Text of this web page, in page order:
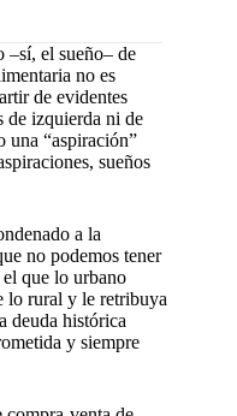
–sí, el sueño– de
no es
de evidentes
de izquierda ni de
una “aspiración”
sueños
a la
no podemos tener
que lo urbano
lo rural y le retribuya
deuda histórica
y siempre